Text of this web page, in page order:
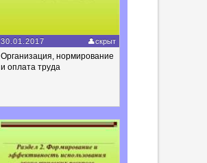
30.01.2017 скрыт
Организация, нормирование
и оплата труда